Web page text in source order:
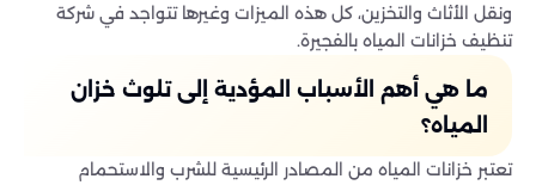
ونقل الأثاث والتخزين، كل هذه الميزات وغيرها تتواجد في شركة
تنظيف خزانات المياه بالفجيرة.
ما هي أهم الأسباب المؤدية إلى تلوث خزان
المياه؟
تعتبر خزانات المياه من المصادر الرئيسية للشرب والاستحمام